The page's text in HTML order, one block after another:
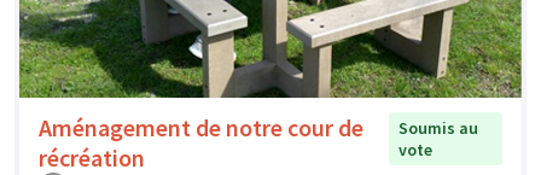
Aménagement de notre cour de
récréation
Soumis au
vote